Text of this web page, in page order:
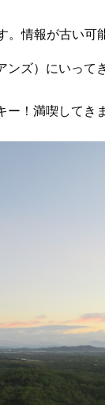
情報が古い可
ズ）にいって
！満喫してきま